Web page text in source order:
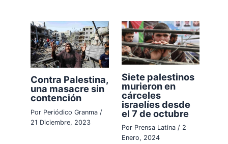
Contra Palestina,
una masacre sin
contención
Por Periódico Granma /
21 Diciembre, 2023
Siete palestinos
murieron en
cárceles
israelíes desde
el 7 de octubre
Por Prensa Latina / 2
Enero, 2024